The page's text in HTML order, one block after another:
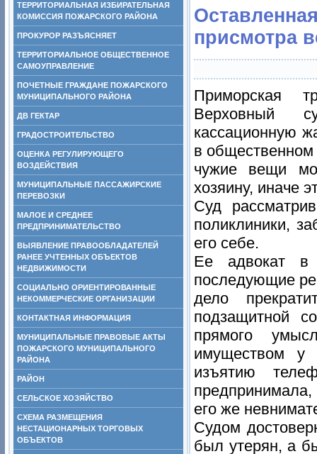
ТЕРРИТОРИАЛЬНАЯ ИЗБИРАТЕЛЬНАЯ
КОМИССИЯ ПОЖАРСКОГО РАЙОНА
ПРОКУРОР РАЗЪЯСНЯЕТ
ТЕРРИТОРИАЛЬНОЕ ОБЩЕСТВЕННОЕ
САМОУПРАВЛЕНИЕ
ПОЧЕТНЫЕ ГРАЖДАНЕ ПОЖАРСКОГО
МУНИЦИПАЛЬНОГО РАЙОНА
ДВ ГЕКТАР
ГРАДОСТРОИТЕЛЬСТВО
ОЦЕНКА РЕГУЛИРУЮЩЕГО
ВОЗДЕЙСТВИЯ
МУНИЦИПАЛЬНЫЕ ПАССАЖИРСКИЕ
ПЕРЕВОЗКИ
МАЛОЕ И СРЕДНЕЕ
ПРЕДПРИНИМАТЕЛЬСТВО
ВЫЯВЛЕНИЕ ПРАВООБЛАДАТЕЛЕЙ
РАНЕЕ УЧТЕННЫХ ОБЪЕКТОВ
НЕДВИЖИМОСТИ
СОЦИАЛЬНО ОРИЕНТИРОВАННЫЕ
НЕКОММЕРЧЕСКИЕ ОРГАНИЗАЦИИ
КОНТАКТНАЯ ИНФОРМАЦИЯ
МУНИЦИПАЛЬНЫЕ ПРАВОВЫЕ АКТЫ
ПОЖАРСКОГО МУНИЦИПАЛЬНОГО
РАЙОНА
РАЙОН
СЕЛЬСКОЕ ХОЗЯЙСТВО
СХЕМА РАЗМЕЩЕНИЯ
НЕСТАЦИОНАРНЫХ ТОРГОВЫХ
ОБЪЕКТОВ
присмотра
Приморская
Верховный
кассационную
в общественном
чужие вещи
хозяину, иначе
Суд
поликлиники,
его себе.
Ее адвокат в
последующие
дело
подзащитной
прямого
имуществом
изъятию
его же
Судом
был утерян, а